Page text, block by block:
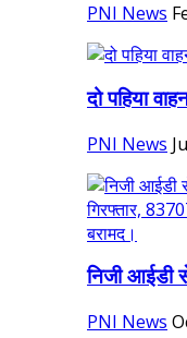
PNI News
दो पहिया
PNI News
निजी आईडी
PNI News